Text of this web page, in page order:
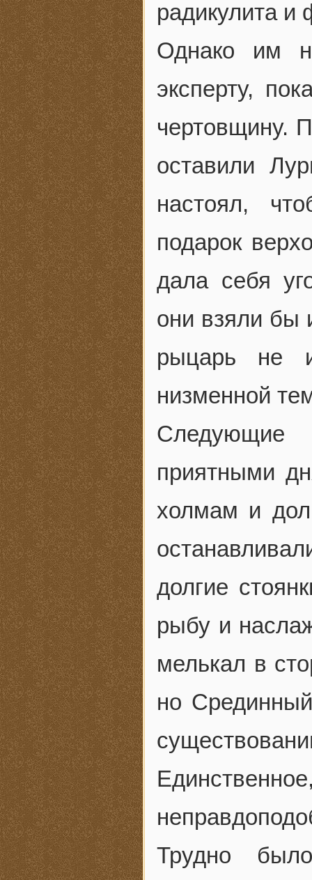
радикулита и
Однако им
эксперту,
чертовщину.
оставили
настоял,
подарок
дала себя
они взяли бы
рыцарь не
низменной
приятными
холмам и
долгие
рыбу и
мелькал в
но
Трудно